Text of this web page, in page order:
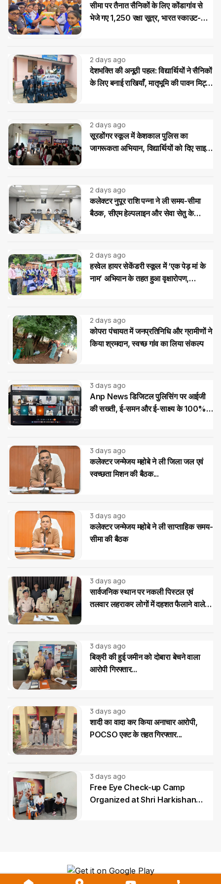
सीमा पर तैनात सैनिकों के लिए कोंडागांव से
भेजे गए 1,250 रक्षा सूत्र, भारत स्काउट-
2 days ago
देशभक्ति की अनूठी पहल: विद्यार्थियों ने सैनिकों
के लिए बनाई राखियाँ, मातृभूमि की पावन मिट्टी
2 days ago
सूरडोंगर स्कूल में केशकाल पुलिस का
जागरूकता अभियान, विद्यार्थियों को दिए साइबर
2 days ago
कलेक्टर नुपूर राशि पन्ना ने ली समय-सीमा
बैठक, सीएम हेल्पलाइन और सेवा सेतु के
2 days ago
हरवेल हायर सेकेंडरी स्कूल में ‘एक पेड़ मां के
नाम’ अभियान के तहत हुआ वृक्षारोपण,
2 days ago
कोपरा पंचायत में जनप्रतिनिधि और ग्रामीणों ने
किया श्रमदान, स्वच्छ गांव का लिया संकल्प
3 days ago
Anp News डिजिटल पुलिसिंग पर आईजी
की सख्ती, ई-समन और ई-साक्ष्य के 100%
3 days ago
कलेक्टर जन्मेजय महोबे ने ली जिला जल एवं
स्वच्छता मिशन की बैठक...
3 days ago
कलेक्टर जन्मेजय महोबे ने ली साप्ताहिक समय-
सीमा की बैठक
3 days ago
सार्वजनिक स्थान पर नकली पिस्टल एवं
तलवार लहराकर लोगों में दहशत फैलाने वाले
3 days ago
बिक्री की हुई जमीन को दोबारा बेचने वाला
आरोपी गिरफ्तार...
3 days ago
शादी का वादा कर किया अनाचार आरोपी,
POCSO एक्ट के तहत गिरफ्तार...
3 days ago
Free Eye Check-up Camp
Organized at Shri Harkishan